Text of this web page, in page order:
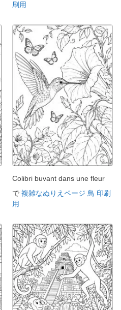
刷用
Colibri buvant dans une fleur
で 複雑なぬりえページ 鳥 印刷
用